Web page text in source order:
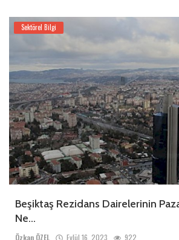
Sektörel Bilgi
Beşiktaş Rezidans Dairelerinin
Ne...
Özkan ÖZEL Eylül 16, 2023 922